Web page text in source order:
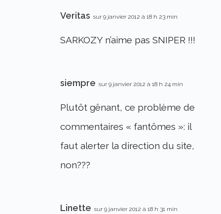
Veritas sur 9 janvier 2012 à 18 h 23 min
SARKOZY n’aime pas SNIPER !!!
siempre sur 9 janvier 2012 à 18 h 24 min
Plutôt gênant, ce problème de
commentaires « fantômes »: il
faut alerter la direction du site,
non???
Linette sur 9 janvier 2012 à 18 h 31 min